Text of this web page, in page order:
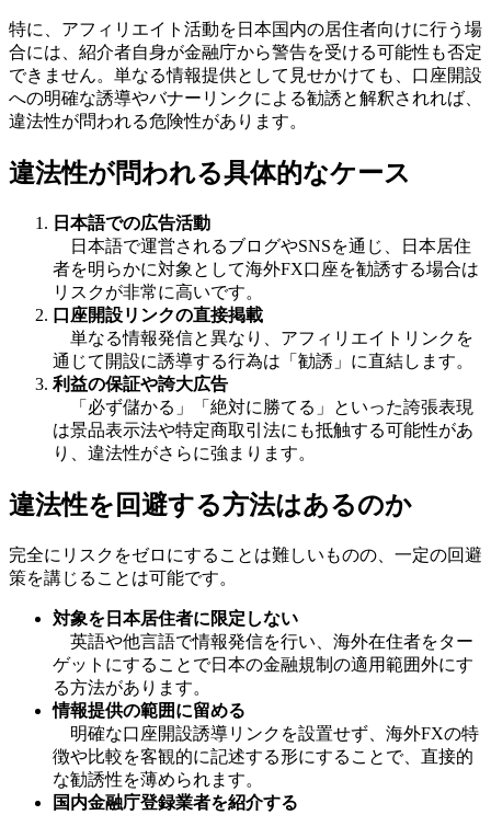
特に、アフィリエイト活動を日本国内の居住者向けに行う場
合には、紹介者自身が金融庁から警告を受ける可能性も否定
できません。単なる情報提供として見せかけても、口座開設
への明確な誘導やバナーリンクによる勧誘と解釈されれば、
違法性が問われる危険性があります。
違法性が問われる具体的なケース
日本語での広告活動
日本語で運営されるブログやSNSを通じ、日本居住
者を明らかに対象として海外FX口座を勧誘する場合は
リスクが非常に高いです。
口座開設リンクの直接掲載
単なる情報発信と異なり、アフィリエイトリンクを
通じて開設に誘導する行為は「勧誘」に直結します。
利益の保証や誇大広告
「必ず儲かる」「絶対に勝てる」といった誇張表現
は景品表示法や特定商取引法にも抵触する可能性があ
り、違法性がさらに強まります。
違法性を回避する方法はあるのか
完全にリスクをゼロにすることは難しいものの、一定の回避
策を講じることは可能です。
対象を日本居住者に限定しない
英語や他言語で情報発信を行い、海外在住者をター
ゲットにすることで日本の金融規制の適用範囲外にす
る方法があります。
情報提供の範囲に留める
明確な口座開設誘導リンクを設置せず、海外FXの特
徴や比較を客観的に記述する形にすることで、直接的
な勧誘性を薄められます。
国内金融庁登録業者を紹介する